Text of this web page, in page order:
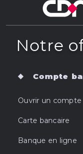
Notre
Compte
Ouvrir un compte
Carte bancaire
Banque en ligne